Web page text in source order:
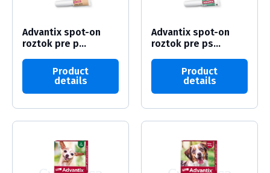
Advantix spot-on
roztok pre p...
Product
details
Advantix spot-on
roztok pre ps...
Product
details